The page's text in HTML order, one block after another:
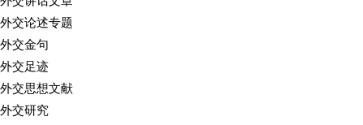
外交论述专题
外交金句
外交足迹
外交思想文献
外交研究